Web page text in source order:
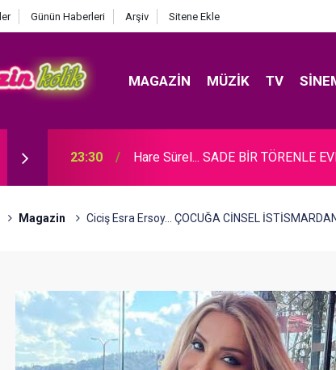
Günün Haberleri Arşiv Sitene Ekle
MAGAZIN MÜZIK TV
23:30 Hare Sürel... SADE BİR TÖRENLE
Magazin Ciciş Esra Ersoy... ÇOCUĞA CİNSEL